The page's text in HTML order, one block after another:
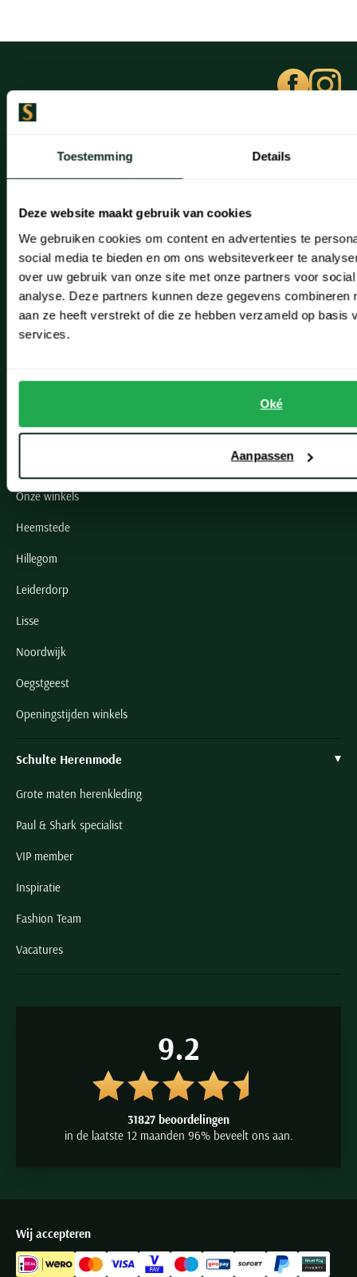
Toestemming Details
Deze website maakt gebruik van cookies
We gebruiken cookies om content en advertenties te
social media te bieden en om ons websiteverkeer te
over uw gebruik van onze site met onze partners voor
analyse. Deze partners kunnen deze gegevens combineren
aan ze heeft verstrekt of die ze hebben verzameld op basis
services.
Oké
Aanpassen
Betalen
Verzenden
Retourneren
Actievoorwaarden
Onze winkels
Heemstede
Hillegom
Leiderdorp
Lisse
Noordwijk
Oegstgeest
Openingstijden winkels
Schulte Herenmode
Grote maten herenkleding
Paul & Shark specialist
VIP member
Inspiratie
Fashion Team
Vacatures
9.2
31827 beoordelingen
in de laatste 12 maanden 96% beveelt ons aan.
Wij accepteren